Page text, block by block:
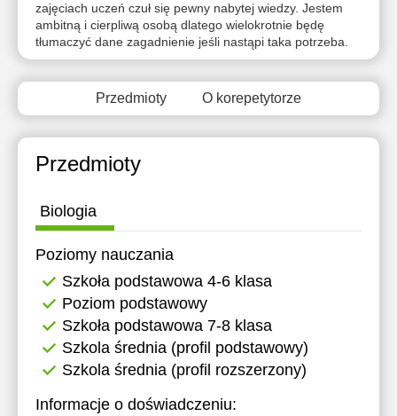
zajęciach uczeń czuł się pewny nabytej wiedzy. Jestem
ambitną i cierpliwą osobą dlatego wielokrotnie będę
tłumaczyć dane zagadnienie jeśli nastąpi taka potrzeba.
Przedmioty O korepetytorze
Przedmioty
Biologia
Poziomy nauczania
Szkoła podstawowa 4-6 klasa
Poziom podstawowy
Szkoła podstawowa 7-8 klasa
Szkola średnia (profil podstawowy)
Szkola średnia (profil rozszerzony)
Informacje o doświadczeniu:
Brak
dostępnych
terminów
16:00
Brak
dostępnych
terminów
Brak
dostępnych
terminów
Brak
dostępnych
terminów
Brak
terminów